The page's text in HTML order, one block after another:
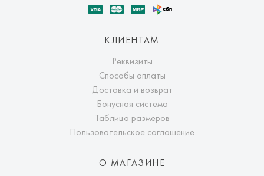
КЛИЕНТАМ
Реквизиты
Способы оплаты
Доставка и возврат
Бонусная система
Таблица размеров
Пользовательское соглашение
О МАГАЗИНЕ